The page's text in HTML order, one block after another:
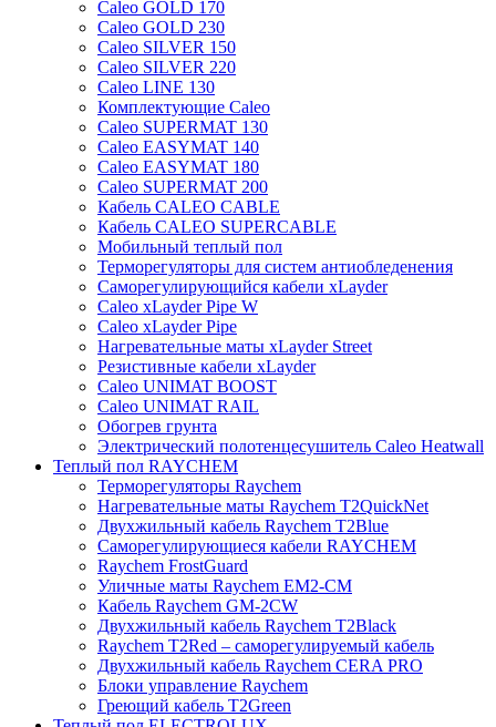
Caleo GOLD 170
Caleo GOLD 230
Caleo SILVER 150
Caleo SILVER 220
Caleo LINE 130
Комплектующие Caleo
Caleo SUPERMAT 130
Caleo EASYMAT 140
Caleo EASYMAT 180
Caleo SUPERMAT 200
Кабель CALEO CABLE
Кабель CALEO SUPERCABLE
Мобильный теплый пол
Терморегуляторы для систем антиобледенения
Саморегулирующийся кабели xLayder
Caleo xLayder Pipe W
Caleo xLayder Pipe
Нагревательные маты xLayder Street
Резистивные кабели xLayder
Caleo UNIMAT BOOST
Caleo UNIMAT RAIL
Обогрев грунта
Электрический полотенцесушитель Caleo Heatwall
Теплый пол RAYCHEM
Терморегуляторы Raychem
Нагревательные маты Raychem T2QuickNet
Двухжильный кабель Raychem T2Blue
Саморегулирующиеся кабели RAYCHEM
Raychem FrostGuard
Уличные маты Raychem EM2-CM
Кабель Raychem GM-2CW
Двухжильный кабель Raychem T2Black
Raychem T2Red – саморегулируемый кабель
Двухжильный кабель Raychem CERA PRO
Блоки управление Raychem
Греющий кабель T2Green